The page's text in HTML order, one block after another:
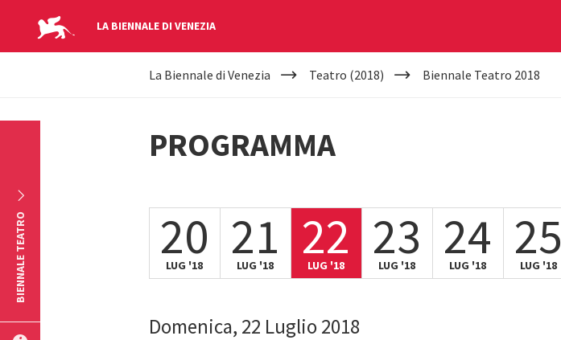
LA BIENNALE DI VENEZIA
YOUR
HERE
La Biennale di Venezia Teatro (2018) Biennale Teatro 2018
PROGRAMMA
20
LUG '18 21
LUG '18 22
LUG '18 23
LUG '18 24
LUG '18 25
LUG '18
Domenica, 22 Luglio 2018
BIENNALE TEATRO